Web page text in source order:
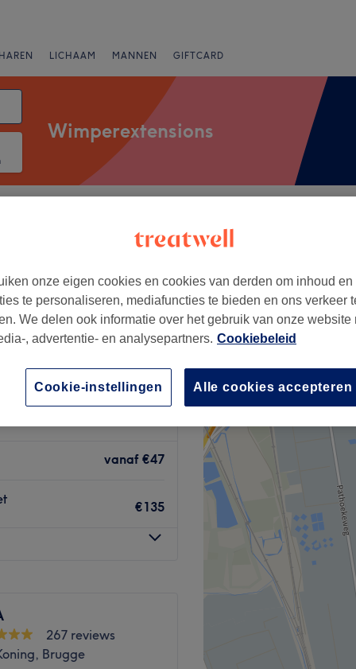
LICHAAM MANNEN GIFTCARD
Wimperextensions
Brugge
Rosette
145 reviews
vanaf €47
€135
267 reviews
Brugge
+
−
onze eigen cookies en cookies van derden om inhoud en
te personaliseren, mediafuncties te bieden en ons verkeer
We delen ook informatie over het gebruik van onze website
, advertentie- en analysepartners. Cookiebeleid
Alle cookies accepteren
Cookie-instellingen